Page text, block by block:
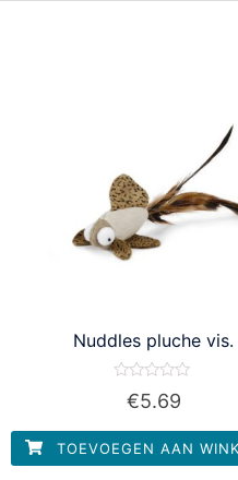
Nuddles pluche vis.
Waardering
5
€5.69
TOEVOEGEN AAN